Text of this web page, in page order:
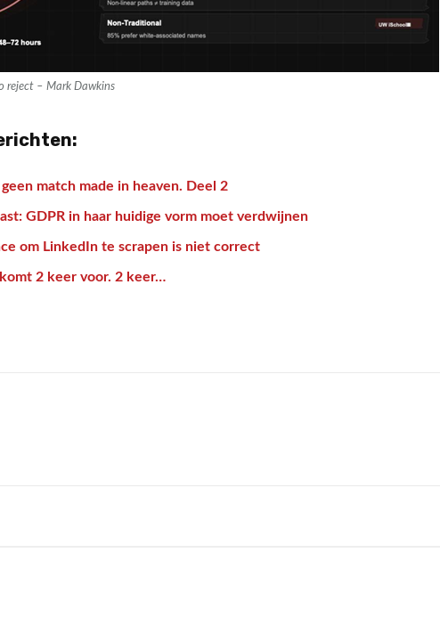
reject – Mark Dawkins
match made in heaven. Deel 2
GDPR in haar huidige vorm moet verdwijnen
om LinkedIn te scrapen is niet correct
2 keer voor. 2 keer…